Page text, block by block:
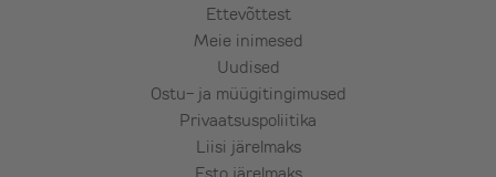
Ettevõttest
Meie inimesed
Uudised
Ostu- ja müügitingimused
Privaatsuspoliitika
Liisi järelmaks
Esto järelmaks